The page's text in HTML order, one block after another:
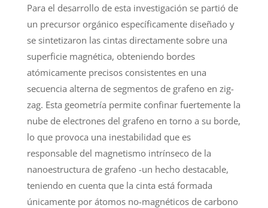
Para el desarrollo de esta investigación se partió de
un precursor orgánico específicamente diseñado y
se sintetizaron las cintas directamente sobre una
superficie magnética, obteniendo bordes
atómicamente precisos consistentes en una
secuencia alterna de segmentos de grafeno en zig-
zag. Esta geometría permite confinar fuertemente la
nube de electrones del grafeno en torno a su borde,
lo que provoca una inestabilidad que es
responsable del magnetismo intrínseco de la
nanoestructura de grafeno -un hecho destacable,
teniendo en cuenta que la cinta está formada
únicamente por átomos no-magnéticos de carbono